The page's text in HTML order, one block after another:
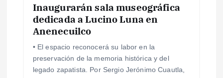
Inaugurarán sala museográfica
dedicada a Lucino Luna en
Anenecuilco
• El espacio reconocerá su labor en la
preservación de la memoria histórica y del
legado zapatista. Por Sergio Jerónimo Cuautla,